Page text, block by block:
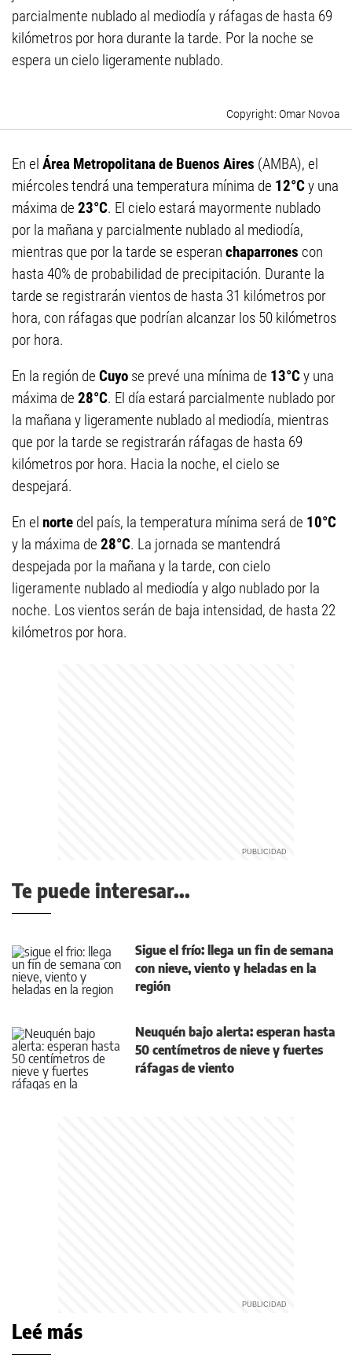
parcialmente nublado al mediodía y ráfagas de hasta 69
kilómetros por hora durante la tarde. Por la noche se
espera un cielo ligeramente nublado.
Omar Novoa
En el Área Metropolitana de Buenos Aires (AMBA), el
miércoles tendrá una temperatura mínima de 12°Cy una
máxima de 23°C. El cielo estará mayormente nublado
por la mañana y parcialmente nublado al mediodía,
mientras que por la tarde se esperan chaparrones con
hasta 40% de probabilidad de precipitación. Durante la
tarde se registrarán vientos de hasta 31 kilómetros por
hora, con ráfagas que podrían alcanzar los 50 kilómetros
por hora.
En la región de Cuyo se prevé una mínima de 13°Cy una
máxima de 28°C. El día estará parcialmente nublado por
la mañana y ligeramente nublado al mediodía, mientras
que por la tarde se registrarán ráfagas de hasta 69
kilómetros por hora. Hacia la noche, el cielo se
despejará.
En el norte del país, la temperatura mínima será de 10°C
y la máxima de 28°C. La jornada se mantendrá
despejada por la mañana y la tarde, con cielo
ligeramente nublado al mediodía y algo nublado por la
noche. Los vientos serán de baja intensidad, de hasta 22
kilómetros por hora.
Te puede interesar...
Sigue el frío: llega un fin de semana
con nieve, viento y heladas en la
región
Neuquén bajo alerta: esperan hasta
50 centímetros de nieve y fuertes
ráfagas de viento
Leé más